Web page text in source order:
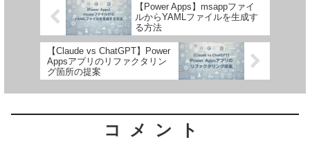
【Power Apps】msappファイ
ルからYAMLファイルを生成す
る方法
【Claude vs ChatGPT】Power
Appsアプリのリファクタリン
グ箇所の提案
コメント